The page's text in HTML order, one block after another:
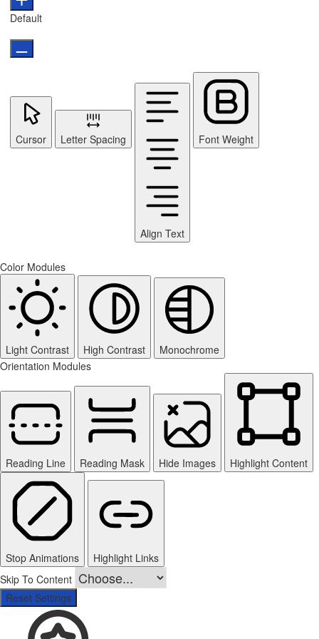
Default
Cursor Letter Spacing
Align Text
Font Weight
Color Modules
Light Contrast High Contrast
Monochrome
Orientation Modules
Reading Line Reading Mask Hide Images Highlight Content
Stop Animations
Highlight Links
Skip To Content
Reset Settings